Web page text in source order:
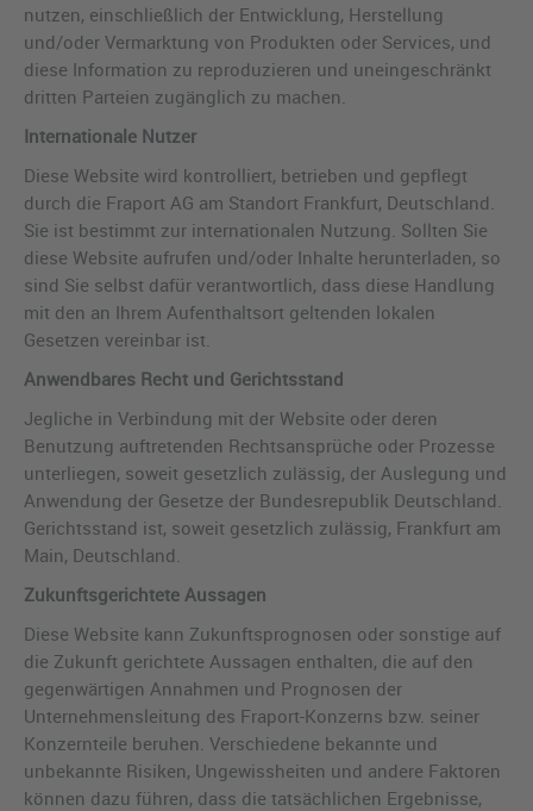
nutzen, einschließlich der Entwicklung, Herstellung
und/oder Vermarktung von Produkten oder Services, und
diese Information zu reproduzieren und uneingeschränkt
dritten Parteien zugänglich zu machen.
Internationale Nutzer
Diese Website wird kontrolliert, betrieben und gepflegt
durch die Fraport AG am Standort Frankfurt, Deutschland.
Sie ist bestimmt zur internationalen Nutzung. Sollten Sie
diese Website aufrufen und/oder Inhalte herunterladen, so
sind Sie selbst dafür verantwortlich, dass diese Handlung
mit den an Ihrem Aufenthaltsort geltenden lokalen
Gesetzen vereinbar ist.
Anwendbares Recht und Gerichtsstand
Jegliche in Verbindung mit der Website oder deren
Benutzung auftretenden Rechtsansprüche oder Prozesse
unterliegen, soweit gesetzlich zulässig, der Auslegung und
Anwendung der Gesetze der Bundesrepublik Deutschland.
Gerichtsstand ist, soweit gesetzlich zulässig, Frankfurt am
Main, Deutschland.
Zukunftsgerichtete Aussagen
Diese Website kann Zukunftsprognosen oder sonstige auf
die Zukunft gerichtete Aussagen enthalten, die auf den
gegenwärtigen Annahmen und Prognosen der
Unternehmensleitung des Fraport-Konzerns bzw. seiner
Konzernteile beruhen. Verschiedene bekannte und
unbekannte Risiken, Ungewissheiten und andere Faktoren
können dazu führen, dass die tatsächlichen Ergebnisse,